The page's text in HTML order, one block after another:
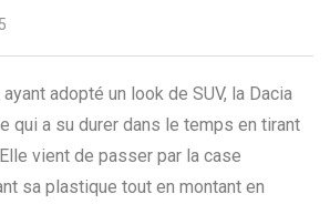
adopté un look de SUV, la Dacia
qui a su durer dans le temps en tirant
vient de passer par la case
sa plastique tout en montant en